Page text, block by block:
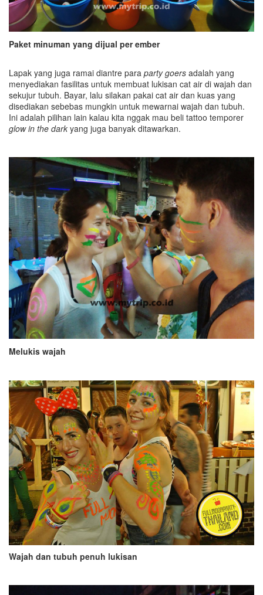
Paket minuman yang dijual per ember
Lapak yang juga ramai diantre para party goers adalah yang
menyediakan fasilitas untuk membuat lukisan cat air di wajah dan
sekujur tubuh. Bayar, lalu silakan pakai cat air dan kuas yang
disediakan sebebas mungkin untuk mewarnai wajah dan tubuh.
Ini adalah pilihan lain kalau kita nggak mau beli tattoo temporer
glow in the dark yang juga banyak ditawarkan.
Melukis wajah
Wajah dan tubuh penuh lukisan